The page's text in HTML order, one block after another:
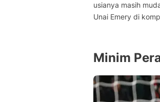
usianya masih
Unai Emery di
Minim